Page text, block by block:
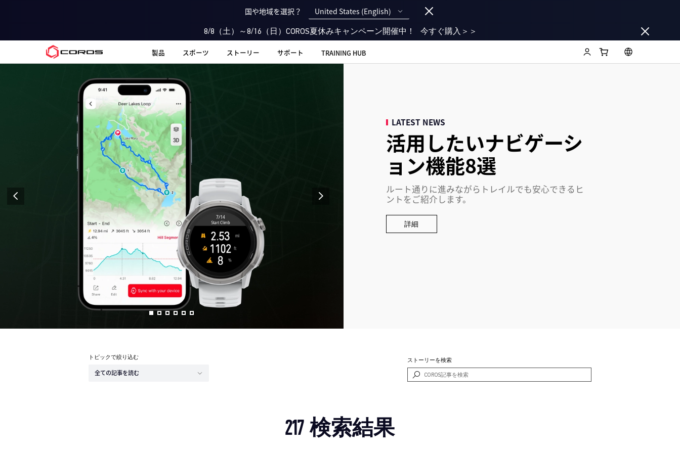
国や地域を選択？ United States (English)
8/8（土）～8/16（日）COROS夏休みキャンペーン開催中！ 今すぐ購入＞＞
COROS JP 製品 スポーツ ストーリー サポート TRAINING HUB
LATEST NEWS
活用したいナビゲーシ
ョン機能8選
ルート通りに進みながらトレイルでも安心できるヒ
ントをご紹介します。
詳細
トピックで絞り込む
全ての記事を読む
ストーリーを検索
217 検索結果